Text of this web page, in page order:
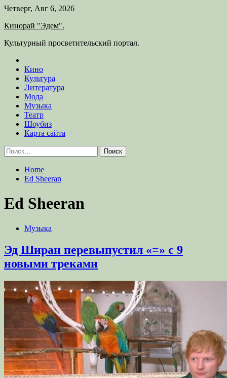
Skip
content
Четверг, Авг 6, 2026
Кинорай "Эдем".
Культурный просветительский портал.
Кино
Культура
Литература
Мода
Музыка
Театр
Шоубиз
Карта сайта
Найти:
Home
Ed Sheeran
Ed Sheeran
Музыка
Эд Ширан перевыпустил «=» с 9
новыми треками